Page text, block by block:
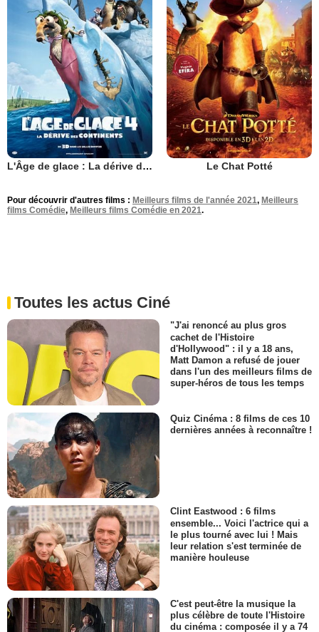
L'Âge de glace : La dérive des continents Le Chat Potté
Pour découvrir d'autres films : Meilleurs films de l'année 2021, Meilleurs
films Comédie, Meilleurs films Comédie en 2021.
Toutes les actus Ciné
"J'ai renoncé au plus gros
cachet de l'Histoire
d'Hollywood" : il y a 18 ans,
Matt Damon a refusé de jouer
dans l'un des meilleurs films de
super-héros de tous les temps
Quiz Cinéma : 8 films de ces 10
dernières années à reconnaître !
Clint Eastwood : 6 films
ensemble... Voici l'actrice qui a
le plus tourné avec lui ! Mais
leur relation s'est terminée de
manière houleuse
C'est peut-être la musique la
plus célèbre de toute l'Histoire
du cinéma : composée il y a 74